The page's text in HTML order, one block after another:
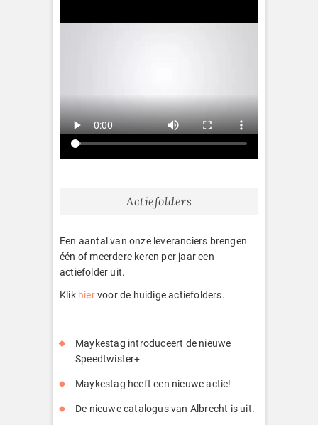
Actiefolders
Een aantal van onze leveranciers brengen
één of meerdere keren per jaar een
actiefolder uit.
Klik hiervoor de huidige actiefolders.
Maykestag introduceert de nieuwe
Speedtwister+
Maykestag heeft een nieuwe actie!
De nieuwe catalogus van Albrecht is uit.